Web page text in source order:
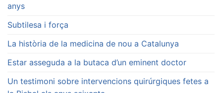
anys
Subtilesa i força
La història de la medicina de nou a Catalunya
Estar asseguda a la butaca d’un eminent doctor
Un testimoni sobre intervencions quirúrgiques fetes a